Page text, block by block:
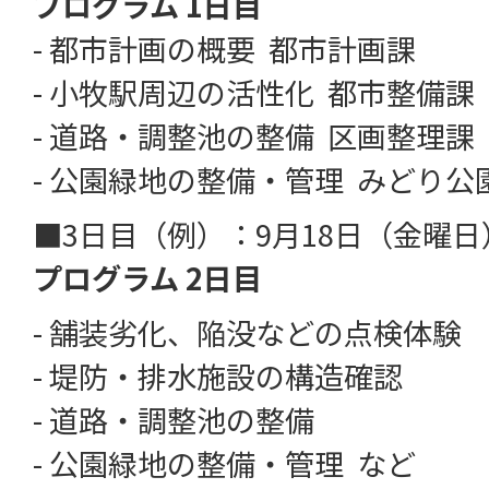
- 都市計画の概要 都市計画課
- 小牧駅周辺の活性化 都市整備課
- 道路・調整池の整備 区画整理課
- 公園緑地の整備・管理 みどり公
■3日目（例）：9月18日（金曜
プログラム 2日目
- 舗装劣化、陥没などの点検体験
- 堤防・排水施設の構造確認
- 道路・調整池の整備
- 公園緑地の整備・管理 など